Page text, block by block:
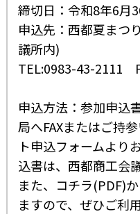
締切日：令和8年6月
申込先：西都夏まつ
議所内)
TEL:0983-43-2111
申込方法：参加申込
局へFAXまたはご持参
ト申込フォームより
込書は、西都商工会
また、
コチラ(PDF)
ますので、ぜひご利